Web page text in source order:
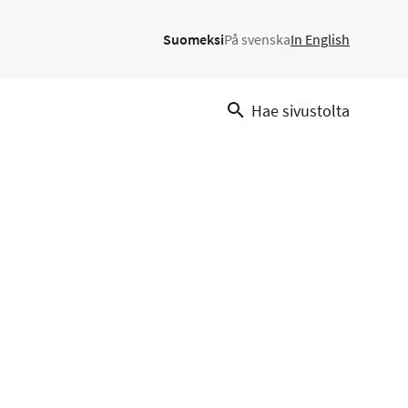
SuomeksiPå svenskaIn English
Hae sivustolta